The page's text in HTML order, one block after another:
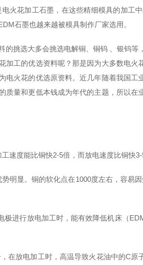
火花加工石墨，在这些精细模具的加工
石墨也越来越被模具制作厂家选用。
挑选大多会挑选电解铜、铜钨 、银钨等
加工的优选资料呢？那是因为大多数电火
电火花的优选原资料。近几年随着我国工
质量和更低本钱成为年代的主题，所以在
速度能比铜快2-5倍，而放电速度比铜快3-
明显。铜的软化点在1000度左右，容易
极进行放电加工时，能有效降低机床（
在放电加工时，高温导致火花油中的C原